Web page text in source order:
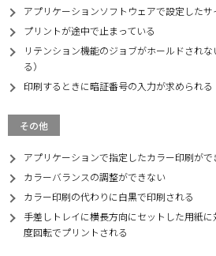
アプリケーションソフトウェアで設定した
プリントが途中で止まっている
リテンション機能のジョブがホールドされ
る）
印刷するときに暗証番号の入力が求められる
その他
アプリケーションで指定したカラー印刷がで
カラーバランスの調整ができない
カラー印刷の代わりに白黒で印刷される
手差しトレイに横長方向にセットした用紙
度回転でプリントされる